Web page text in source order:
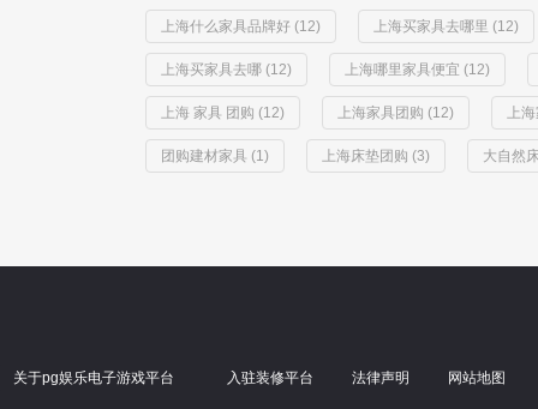
上海什么家具品牌好 (12) 上海买家具去哪里 (12)
上海买家具去哪 (12) 上海哪里家具便宜 (12)
上海 家具 团购 (12) 上海家具团购 (12) 上
团购建材家具 (1) 上海床垫团购 (3) 大自然
关于pg娱乐电子游戏平台 入驻装修平台 法律声明 网站地图